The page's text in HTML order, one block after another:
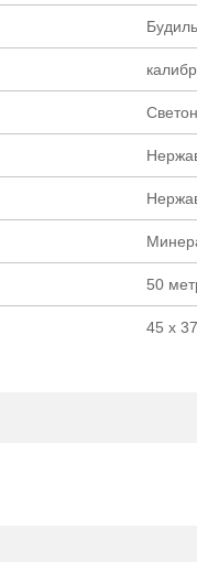
50
45 х